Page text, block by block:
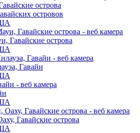
острова
островов
Гавайские острова
Гавайи
Гавайские острова